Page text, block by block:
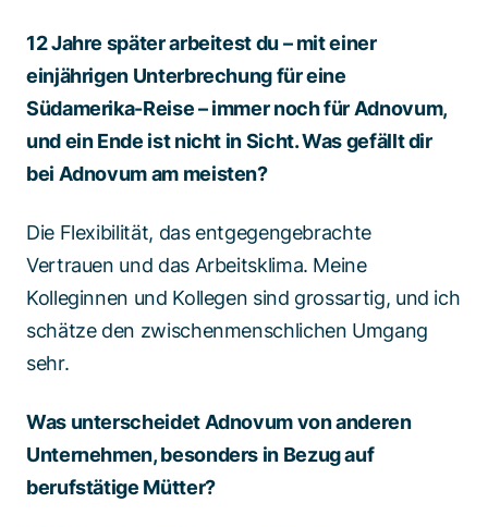
12 Jahre später arbeitest du – mit einer
einjährigen Unterbrechung für eine
Südamerika-Reise – immer noch für Adnovum,
und ein Ende ist nicht in Sicht. Was gefällt dir
bei Adnovum am meisten?
Die Flexibilität, das entgegengebrachte
Vertrauen und das Arbeitsklima. Meine
Kolleginnen und Kollegen sind grossartig, und ich
schätze den zwischenmenschlichen Umgang
sehr.
Was unterscheidet Adnovum von anderen
Unternehmen, besonders in Bezug auf
berufstätige Mütter?